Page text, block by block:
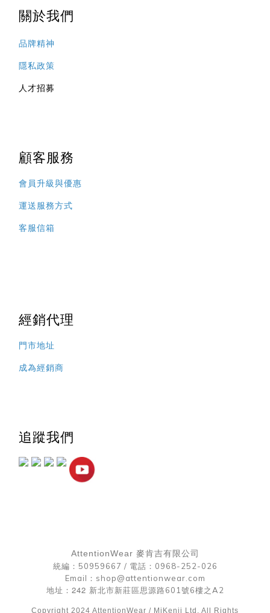
關於我們
品牌精神
隱私政策
人才招募
顧客服務
會員升級與優惠
運送服務方式
客服信箱
經銷代理
門市地址
成為經銷商
追蹤我們
AttentionWear 麥肯吉有限公司
統編：50959667 / 電話：0968-252-026
Email：shop@attentionwear.com
地址： 242 新北市新莊區思源路601號6樓之A2
Copyright 2024 AttentionWear / MiKenji Ltd. All Rights